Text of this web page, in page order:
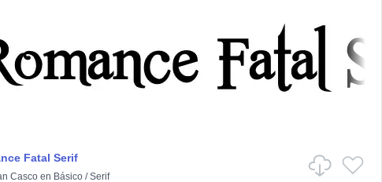
Fatal Serif
Cascoen Básico/Serif